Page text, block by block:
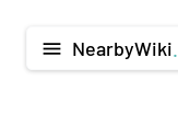
menu NearbyWiki